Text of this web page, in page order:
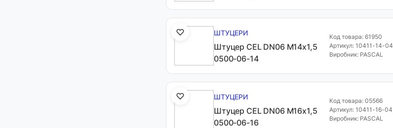
ШТУЦЕРИ
Штуцер CEL DN06 М14х1,5
0500-06-14
Код товара: 61950
Артикул: 10411-14-04
Виробник: PASCAL
ШТУЦЕРИ
Штуцер CEL DN06 М16х1,5
0500-06-16
Код товара: 05566
Артикул: 10411-16-04
Виробник: PASCAL